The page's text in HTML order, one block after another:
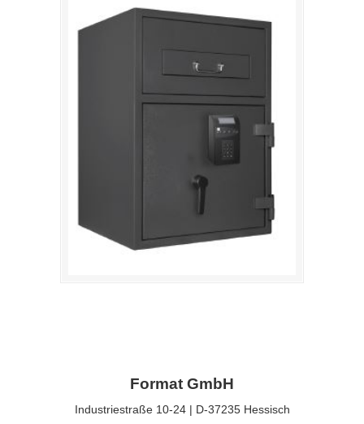
Format GmbH
Industriestraße 10-24 | D-37235 Hessisch